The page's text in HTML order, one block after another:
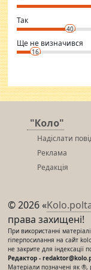
club.
⇒
Так
40
Ще не визначився
16
"Коло"
Надіслати
Реклама
Редакція
© 2026 «
права захищені!
При використанні
гіперпосилання на сайт
не закрите для індексації
Редактор -
Матеріали позначені як ®,